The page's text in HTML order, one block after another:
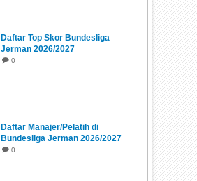
Daftar Top Skor Bundesliga
Jerman 2026/2027
0
Daftar Manajer/Pelatih di
Bundesliga Jerman 2026/2027
0